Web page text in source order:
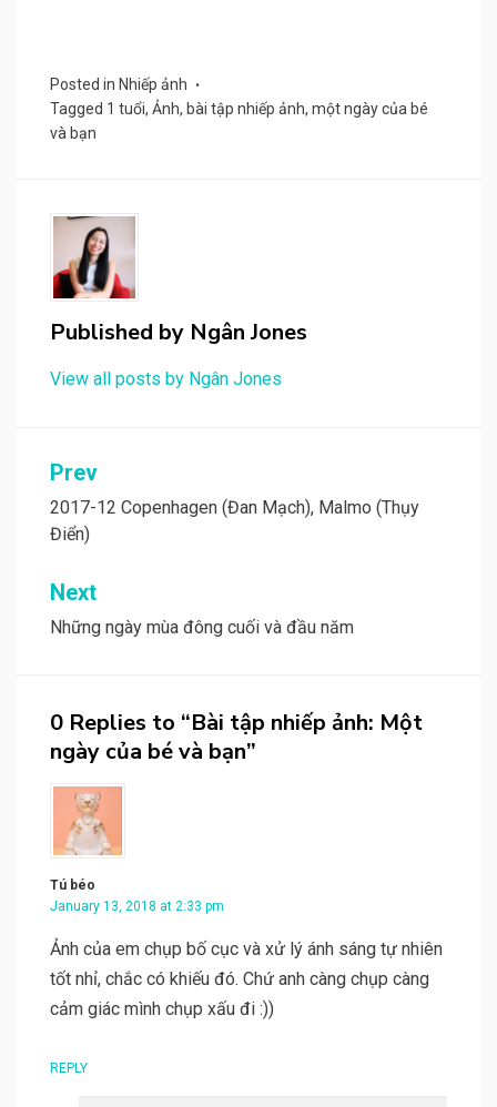
Posted in Nhiếp ảnh
Tagged 1 tuổi, Ảnh, bài tập nhiếp ảnh, một ngày của bé
và bạn
Published by Ngân Jones
View all posts by Ngân Jones
Post
navigation
Prev
2017-12 Copenhagen (Đan Mạch), Malmo (Thụy
Điển)
Next
Những ngày mùa đông cuối và đầu năm
0 Replies to “Bài tập nhiếp ảnh: Một
ngày của bé và bạn”
Tú béo
January 13, 2018 at 2:33 pm
Ảnh của em chụp bố cục và xử lý ánh sáng tự nhiên
tốt nhỉ, chắc có khiếu đó. Chứ anh càng chụp càng
cảm giác mình chụp xấu đi :))
REPLY